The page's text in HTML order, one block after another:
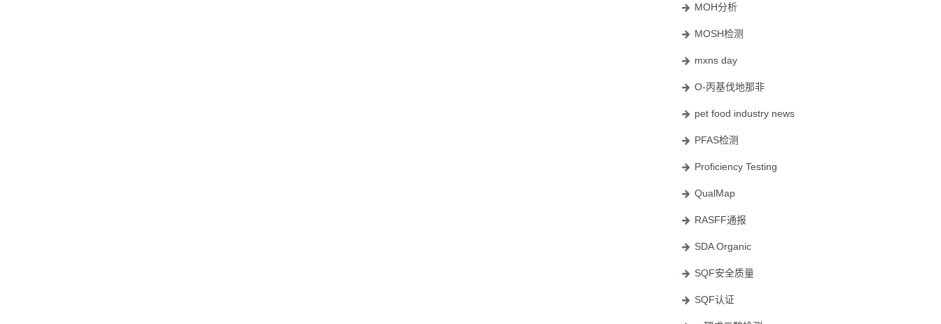
MOH分析
MOSH检测
mxns day
O-丙基伐地那非
pet food industry news
PFAS检测
Proficiency Testing
QualMap
RASFF通报
SDA Organic
SQF安全质量
SQF认证